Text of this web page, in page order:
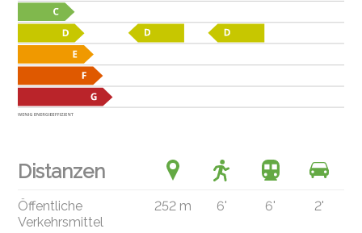
Distanzen
Öffentliche
Verkehrsmittel
252 m 6' 6' 2'